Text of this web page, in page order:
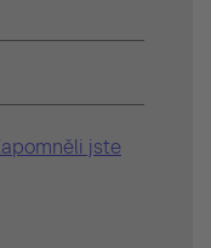
jste